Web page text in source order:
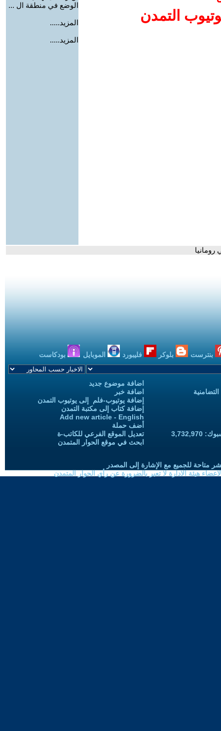
التمدن
الوضع في منطقة ال ...
المزيد.....
المزيد.....
رومانيا
بنترست بلوكر فليبورد الموبايل بودكاست
اضافة موضوع جديد
اضافة خبر
إضافة يوتيوب-فلم إلى يوتيوب التمدن
إضافة كتاب إلى مكتبة التمدن
Add new article - English
أضف حملة
تعديل الموقع الفرعي للكاتب-ة
ابحث في موقع الحوار المتمدن
متاحة للجميع مع الإشارة إلى المصدر
هيئة الادارة لا تعبر بالضرورة عن رأي الحوار المتمدن